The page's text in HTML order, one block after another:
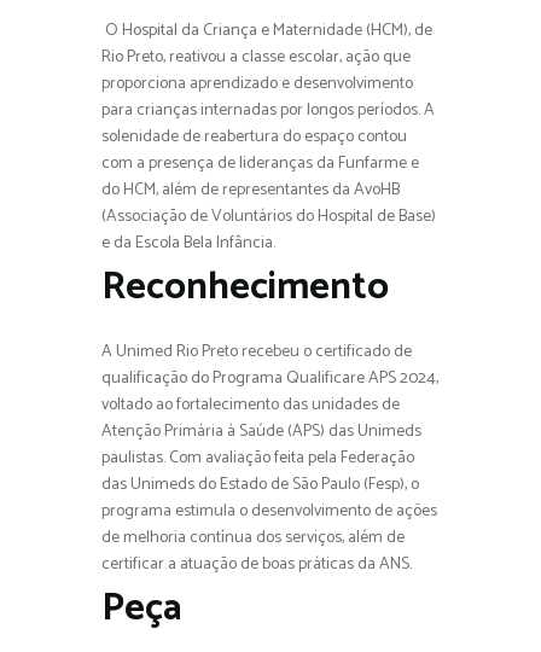
O Hospital da Criança e Maternidade (HCM), de
Rio Preto, reativou a classe escolar, ação que
proporciona aprendizado e desenvolvimento
para crianças internadas por longos períodos. A
solenidade de reabertura do espaço contou
com a presença de lideranças da Funfarme e
do HCM, além de representantes da AvoHB
(Associação de Voluntários do Hospital de Base)
e da Escola Bela Infância.
Reconhecimento
A Unimed Rio Preto recebeu o certificado de
qualificação do Programa Qualificare APS 2024,
voltado ao fortalecimento das unidades de
Atenção Primária à Saúde (APS) das Unimeds
paulistas. Com avaliação feita pela Federação
das Unimeds do Estado de São Paulo (Fesp), o
programa estimula o desenvolvimento de ações
de melhoria contínua dos serviços, além de
certificar a atuação de boas práticas da ANS.
Peça